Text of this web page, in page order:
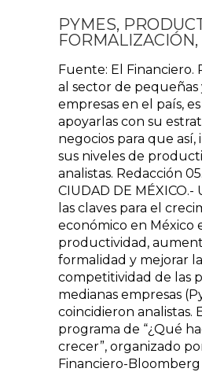
PYMES,
FORMALIZACIÓN,
Fuente: El Financiero.
al sector de pequeñas
empresas en el país,
apoyarlas con su
negocios para que
sus niveles de
analistas. Redacción
CIUDAD DE MÉXICO.-
las claves para el
económico en México
productividad,
formalidad y mejorar la
competitividad de las
medianas empresas
coincidieron analistas.
programa de “¿Qué
crecer”, organizado
Financiero-